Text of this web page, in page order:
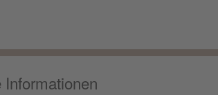
Informationen